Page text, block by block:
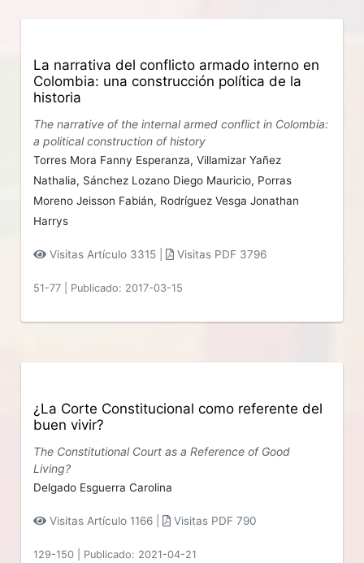
La narrativa del conflicto armado interno en
Colombia: una construcción política de la
historia
The narrative of the internal armed conflict in Colombia:
a political construction of history
Torres Mora Fanny Esperanza,Villamizar Yañez
Nathalia, Sánchez Lozano Diego Mauricio, Porras
Moreno Jeisson Fabián, Rodríguez Vesga Jonathan
Harrys
Visitas Artículo 3315 | Visitas PDF 3796
51-77 Publicado: 2017-03-15
¿La Corte Constitucional como referente del
buen vivir?
The Constitutional Court as a Reference of Good
Living?
Delgado Esguerra Carolina
Visitas Artículo 1166 | Visitas PDF 790
129-150 Publicado: 2021-04-21